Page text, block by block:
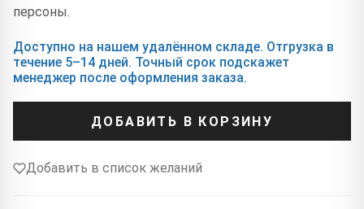
персоны.
Доступно на нашем удалённом складе. Отгрузка в
течение 5–14 дней. Точный срок подскажет
менеджер после оформления заказа.
ДОБАВИТЬ В КОРЗИНУ
Добавить в список желаний